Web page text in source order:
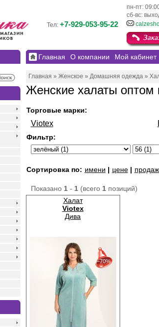
пн-пт:
сб-вс:
Тел: +7-929-053-95-22
Главная О компании Мой кабинет
Главная » Женское » Домашняя одежда»
Женские халаты оптом
Торговые марки:
Viotex
Фильтр:
Сортировка по: имени | цене|
Показано 1- 1(всего 1позиций)
Халат
Viotex
Дива
с 22-07-2026 по 28-07-2026
с 29-07-2026 по 04-08-2026
с 05-08-2026 по 11-08-2026
−70%